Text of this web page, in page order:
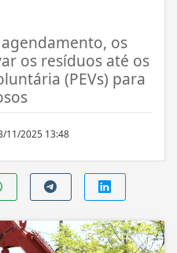
os
os resíduos até os
(PEVs) para
11/2025 13:48